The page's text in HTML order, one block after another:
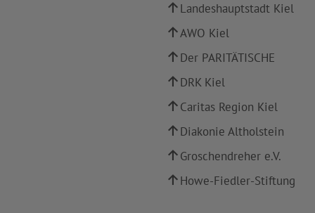
Landeshauptstadt Kiel
AWO Kiel
Der PARITÄTISCHE
DRK Kiel
Caritas Region Kiel
Diakonie Altholstein
Groschendreher e.V.
Howe-Fiedler-Stiftung